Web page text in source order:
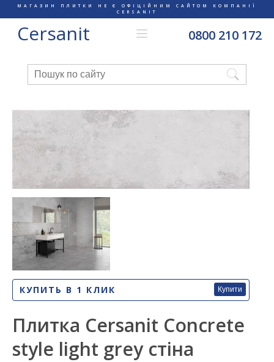
МАГАЗИН ПЛИТКИ НЕ Є ОФІЦІЙНИМ САЙТОМ КОМПАНІЇ
CERSANIT
Cersanit 0800 210 172
КУПИТЬ В 1 КЛИК Купити
Плитка Cersanit Concrete
style light grey стіна